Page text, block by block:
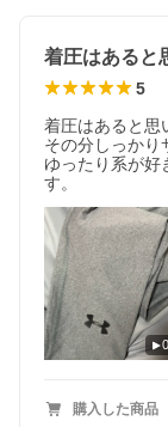
ント 誕生日 お誕
ント お返し 新物
産内祝い 入園内祝
社祝い 記念日 アニ
＜季節の贈り物・
の日 父の日
5
着圧はあると思
その分しっかり
ゆったり系が好
す。
購入した商品